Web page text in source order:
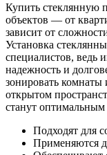
Купить стеклянную
объектов — от
зависит от
Установка
специалистов, ведь
надежность и
зонировать
открытом
станут
Подходят для
Применяются